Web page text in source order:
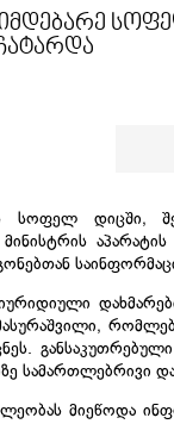
სოფელ დიცში,
სამართლებრივი
მიეწოდა